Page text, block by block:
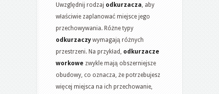
Uwzględnij rodzaj odkurzacza, aby
właściwie zaplanować miejsce jego
przechowywania. Różne typy
odkurzaczy wymagają różnych
przestrzeni. Na przykład, odkurzacze
workowe zwykle mają obszerniejsze
obudowy, co oznacza, że potrzebujesz
więcej miejsca na ich przechowanie,